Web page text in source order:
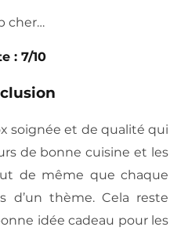
cher…
: 7/10
soignée et de qualité qui
de bonne cuisine et les
de même que chaque
d’un thème. Cela reste
idée cadeau pour les